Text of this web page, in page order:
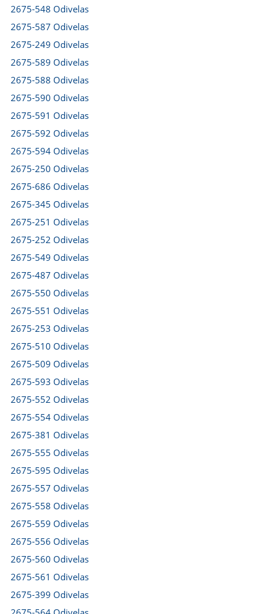
2675-548 Odivelas
2675-587 Odivelas
2675-249 Odivelas
2675-589 Odivelas
2675-588 Odivelas
2675-590 Odivelas
2675-591 Odivelas
2675-592 Odivelas
2675-594 Odivelas
2675-250 Odivelas
2675-686 Odivelas
2675-345 Odivelas
2675-251 Odivelas
2675-252 Odivelas
2675-549 Odivelas
2675-487 Odivelas
2675-550 Odivelas
2675-551 Odivelas
2675-253 Odivelas
2675-510 Odivelas
2675-509 Odivelas
2675-593 Odivelas
2675-552 Odivelas
2675-554 Odivelas
2675-381 Odivelas
2675-555 Odivelas
2675-595 Odivelas
2675-557 Odivelas
2675-558 Odivelas
2675-559 Odivelas
2675-556 Odivelas
2675-560 Odivelas
2675-561 Odivelas
2675-399 Odivelas